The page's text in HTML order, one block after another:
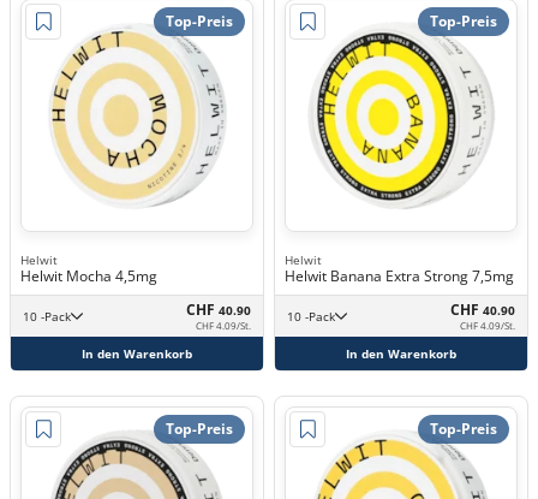
Top-Preis
Helwit
Helwit Mocha 4,5mg
10 -Pack CHF 40.90
CHF 4.09/St.
In den Warenkorb
Top-Preis
Helwit
Helwit Banana Extra Strong 7,5mg
10 -Pack CHF 40.90
CHF 4.09/St.
In den Warenkorb
Top-Preis Top-Preis